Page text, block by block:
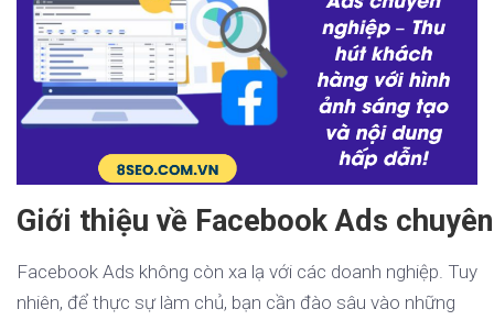
Giới thiệu về Facebook Ads
Facebook Ads không còn xa lạ với các doanh nghiệp. Tuy
nhiên, để thực sự làm chủ, bạn cần đào sâu vào những